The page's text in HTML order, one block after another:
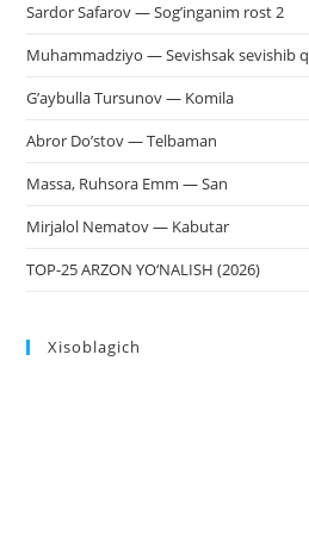
Sardor Safarov — Sog’inganim rost 2
Muhammadziyo — Sevishsak sevishib
G’aybulla Tursunov — Komila
Abror Do’stov — Telbaman
Massa, Ruhsora Emm — San
Mirjalol Nematov — Kabutar
TOP-25 ARZON YO‘NALISH (2026)
Xisoblagich